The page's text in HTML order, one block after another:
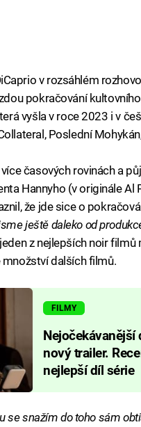
v rozsáhlém
pokračování
vyšla v roce 2023 i v
Poslední
časových rovinách a
Hannyho (v originále Al
že jde sice o
ještě daleko od
z nejlepších noir filmů
množství dalších filmů.
FILMY
Nejočekávanější
nový trailer.
nejlepší díl série
se snažím do toho sám